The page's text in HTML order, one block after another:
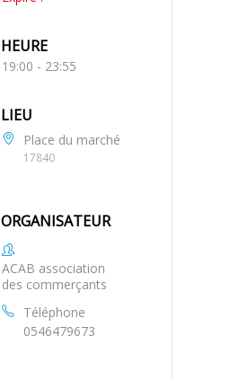
HEURE
19:00 - 23:55
LIEU
Place du marché
17840
ORGANISATEUR
ACAB association
des commerçants
Téléphone
0546479673